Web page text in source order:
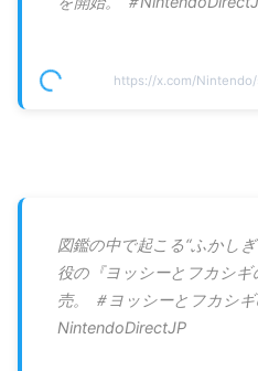
https://x.com/
図鑑の中で起こる“ふかし
役の『ヨッシーとフカシ
売。 ＃ヨッシーとフカシ
NintendoDirectJP